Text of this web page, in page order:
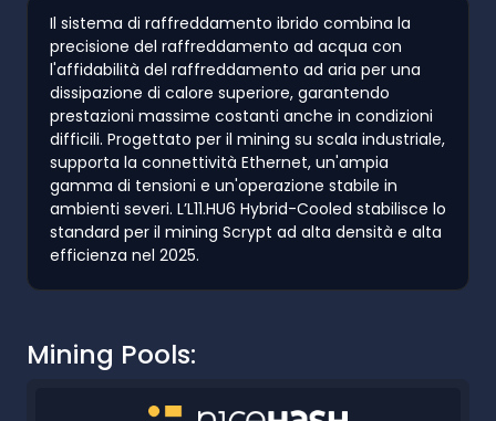
Il sistema di raffreddamento ibrido combina la
precisione del raffreddamento ad acqua con
l'affidabilità del raffreddamento ad aria per una
dissipazione di calore superiore, garantendo
prestazioni massime costanti anche in condizioni
difficili. Progettato per il mining su scala industriale,
supporta la connettività Ethernet, un'ampia
gamma di tensioni e un'operazione stabile in
ambienti severi. L’L11.HU6 Hybrid-Cooled stabilisce lo
standard per il mining Scrypt ad alta densità e alta
efficienza nel 2025.
Mining Pools: